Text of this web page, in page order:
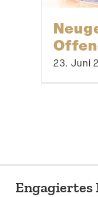
23. Juni
Engagiertes